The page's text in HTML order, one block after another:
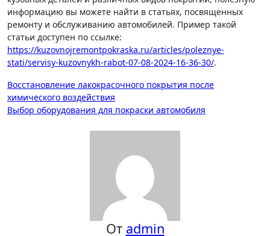
информацию вы можете найти в статьях, посвященных
ремонту и обслуживанию автомобилей. Пример такой
статьи доступен по ссылке:
https://kuzovnojremontpokraska.ru/articles/poleznye-
stati/servisy-kuzovnykh-rabot-07-08-2024-16-36-30/.
Навигация
по
Восстановление лакокрасочного покрытия после
химического воздействия
Выбор оборудования для покраски автомобиля
От admin